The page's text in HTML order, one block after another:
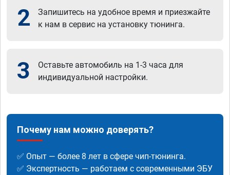
2
Запишитесь на удобное время и приезжайте
к нам в сервис на установку тюнинга.
3
Оставьте автомобиль на 1-3 часа для
индивидуальной настройки.
Почему нам можно доверять?
✅ Опыт — более 8 лет в сфере чип-тюнинга.
✅ Экспертность — работаем с современными ЭБУ